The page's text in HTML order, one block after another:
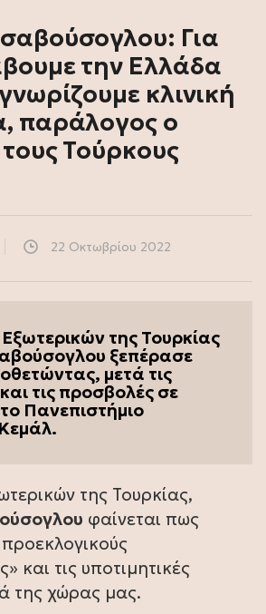
Για
την Ελλάδα
κλινική
παράλογος ο
Τούρκους
22 Οκτωβρίου 2022
της Τουρκίας
ξεπέρασε
μετά τις
τις προσβολές σε
Πανεπιστήμιο
της Τουρκίας,
φαίνεται πως
και τις υποτιμητικές
της χώρας μας.